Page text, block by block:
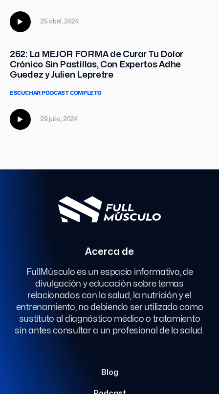
25 abril, 2024
262: La MEJOR FORMA de Curar Tu Dolor
Crónico Sin Pastillas, Con Expertos Adhe
Guedez y Julien Lepretre
ESCUCHAR PODCAST COMPLETO
29 julio, 2024
Acerca de
FullMúsculo es un espacio informativo, de
divulgación y educación sobre temas
relacionados con la salud, la nutrición y el
entrenamiento, no debiendo ser utilizado como
sustituto al diagnóstico médico o tratamiento
sin antes consultar a un profesional de la salud.
Blog